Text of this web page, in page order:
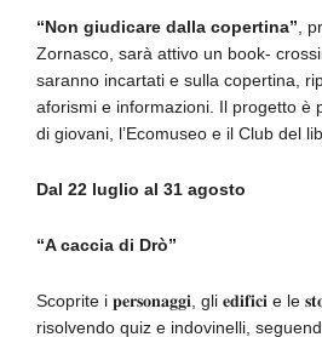
“Non giudicare dalla copertina”,
Zornasco, sarà attivo un book-
saranno incartati e sulla copertina,
aforismi e informazioni. Il progetto è
di giovani, l’Ecomuseo e il Club del
Dal 22 luglio al 31 agosto
“A caccia di Drò”
Scoprite i 𝐩𝐞𝐫𝐬𝐨𝐧𝐚𝐠𝐠𝐢, gli 𝐞𝐝𝐢𝐟𝐢𝐜𝐢 e le
risolvendo quiz e indovinelli,